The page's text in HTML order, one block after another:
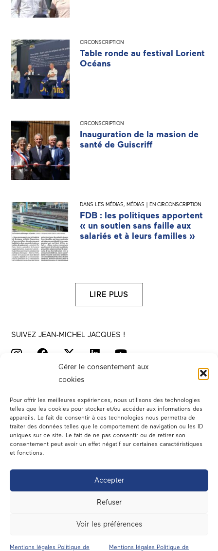
Gérer le consentement aux
cookies
Pour offrir les meilleures expériences, nous utilisons des technologies
telles que les cookies pour stocker et/ou accéder aux informations des
appareils. Le fait de consentir à ces technologies nous permettra de
traiter des données telles que le comportement de navigation ou les ID
uniques sur ce site. Le fait de ne pas consentir ou de retirer son
consentement peut avoir un effet négatif sur certaines caractéristiques
et fonctions.
Accepter
Refuser
Voir les préférences
Mentions légales Politique de Mentions légales Politique de
CIRCONSCRIPTION
Table ronde au festival Lorient
Océans
CIRCONSCRIPTION
Inauguration de la masion de
santé de Guiscriff
DANS LES MÉDIAS, MÉDIAS | EN CIRCONSCRIPTION
FDB : les politiques apportent
« un soutien sans faille aux
salariés et à leurs familles »
LIRE PLUS
SUIVEZ JEAN-MICHEL JACQUES !
Votre député
Dans les médias
En circonscription
A l’assemblée
Contact